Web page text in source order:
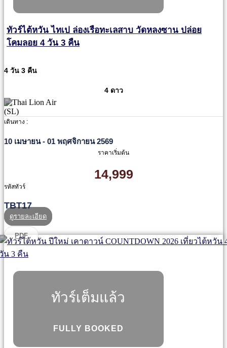
ทัวร์ไต้หวัน ไทเป ล่องเรือทะเลสาบ วัดหลงซาน ปล่อย
โคมลอย 4 วัน 3 คืน
4 วัน 3 คืน
4 ดาว
เดินทาง :
10 เมษายน - 01 พฤศจิกายน 2569
ราคาเริ่มต้น
14,999
รหัสทัวร์
TBT17
ดูรายละเอียด
PDF
ทัวร์เต็มแล้ว
FULLY BOOKED